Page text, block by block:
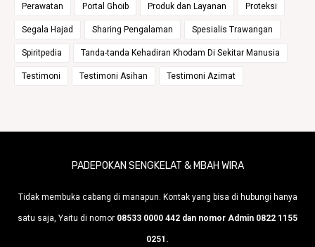
Perawatan Portal Ghoib Produk dan Layanan Proteksi
Segala Hajad Sharing Pengalaman Spesialis Trawangan
Spiritpedia Tanda-tanda Kehadiran Khodam Di Sekitar Manusia
Testimoni Testimoni Asihan Testimoni Azimat
PADEPOKAN SENGKELAT & MBAH WIRA
Tidak membuka cabang di manapun. Kontak yang bisa di hubungi hanya
satu saja, Yaitu di nomor 08533 0000 442 dan nomor Admin 0822 1155
0251.